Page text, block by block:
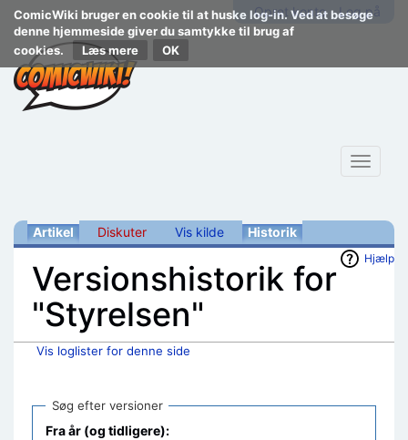
ComicWiki bruger en cookie til at huske log-in. Ved at besøge
denne hjemmeside giver du samtykke til brug af
cookies.
Læs mere
Opret konto Log på
Toggle
Artikel Diskuter Vis kilde Historik
Hjælp
Versionshistorik for
"Styrelsen"
Vis loglister for denne side
Søg efter versioner
Fra år (og tidligere):